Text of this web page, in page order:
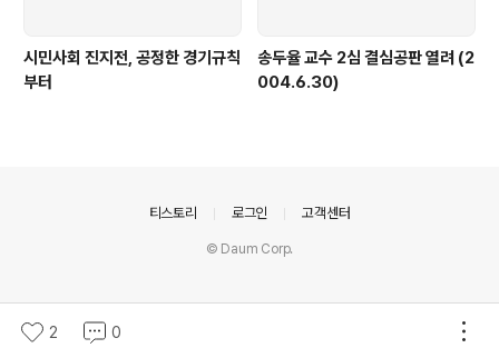
시민사회 진지전, 공정한 경기규칙
부터
송두율 교수 2심 결심공판 열려 (2
004.6.30)
2 0
티스토리 로그인 고객센터
© Daum Corp.